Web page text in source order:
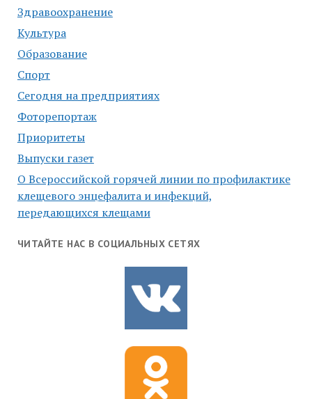
Здравоохранение
Культура
Образование
Спорт
Сегодня на предприятиях
Фоторепортаж
Приоритеты
Выпуски газет
О Всероссийской горячей линии по профилактике
клещевого энцефалита и инфекций,
передающихся клещами
ЧИТАЙТЕ НАС В СОЦИАЛЬНЫХ СЕТЯХ